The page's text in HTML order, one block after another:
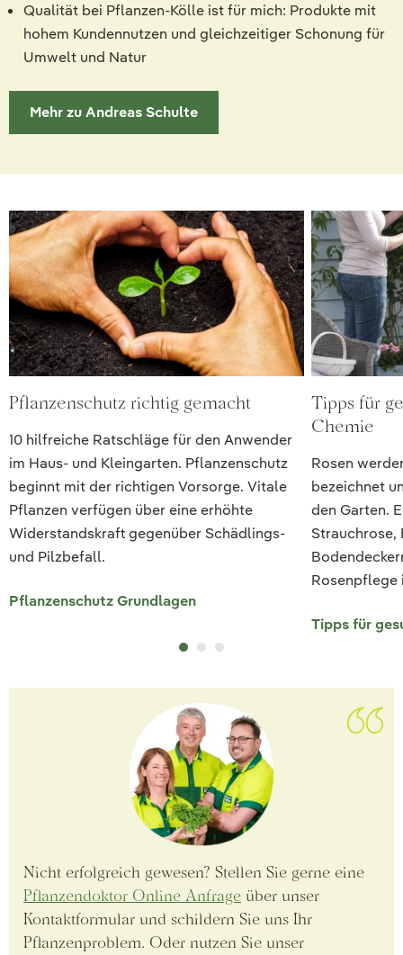
Qualität bei Pflanzen-Kölle ist für mich: Produkte mit
hohem Kundennutzen und gleichzeitiger Schonung für
Umwelt und Natur
Mehr zu Andreas Schulte
Pflanzenschutz richtig gemacht
10 hilfreiche Ratschläge für den Anwender
im Haus- und Kleingarten. Pflanzenschutz
beginnt mit der richtigen Vorsorge. Vitale
Pflanzen verfügen über eine erhöhte
Widerstandskraft gegenüber Schädlings-
und Pilzbefall.
Pflanzenschutz Grundlagen
Tipps für
Chemie
Rosen
bezeichnet
den Garten.
Strauchrose,
Rosenpflege
Tipps für
Nicht erfolgreich gewesen? Stellen Sie gerne eine
Pflanzendoktor Online Anfrage über unser
Kontaktformular und schildern Sie uns Ihr
Pflanzenproblem. Oder nutzen Sie unser